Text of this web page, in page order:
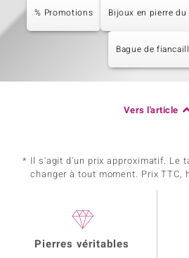
% Promotions Bijoux en pierre du
Bague de
Vers l'article
* Il s'agit d'un prix approximatif. Le
changer à tout moment. Prix TTC,
Pierres véritables